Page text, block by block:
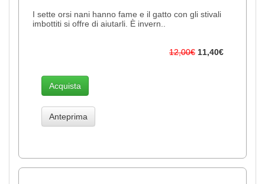
I sette orsi nani hanno fame e il gatto con gli stivali
imbottiti si offre di aiutarli. È invern..
12,00€ 11,40€
Acquista
Anteprima